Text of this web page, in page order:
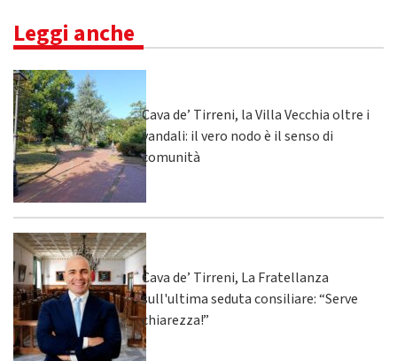
Leggi anche
Cava de’ Tirreni, la Villa Vecchia oltre i
vandali: il vero nodo è il senso di
comunità
Cava de’ Tirreni, La Fratellanza
sull'ultima seduta consiliare: “Serve
chiarezza!”